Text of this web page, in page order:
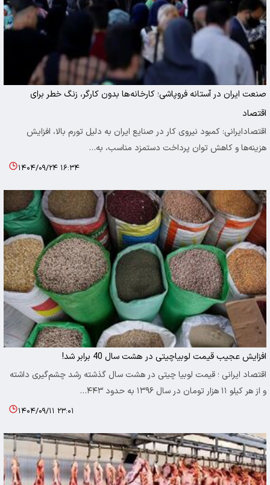
صنعت ایران در آستانه فروپاشی؛ کارخانه‌ها بدون کارگر، زنگ خطر برای
اقتصاد
اقتصادایرانی: کمبود نیروی کار در صنایع ایران به دلیل تورم بالا، افزایش
هزینه‌ها و کاهش توان پرداخت دستمزد مناسب، به…
۱۴۰۴/۰۹/۲۴ ۱۶:۳۴
افزایش عجیب قیمت لوبیاچیتی در هشت سال 40 برابر شد!
اقتصاد ایرانی ؛ قیمت لوبیا چیتی در هشت سال گذشته رشد چشم‌گیری داشته
و از هر کیلو ۱۱ هزار تومان در سال ۱۳۹۶ به حدود ۴۴۳…
۱۴۰۴/۰۹/۱۱ ۲۳:۰۱